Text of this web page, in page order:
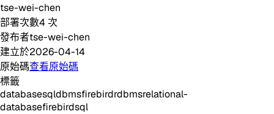
tse-wei-chen
部署次數4 次
發布者tse-wei-chen
建立於2026-04-14
原始碼查看原始碼
標籤
databasesqldbmsfirebirdrdbmsrelational-
databasefirebirdsql